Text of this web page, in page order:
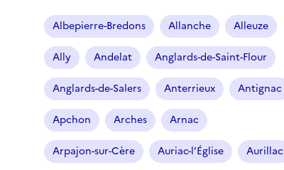
Albepierre-Bredons Allanche Alleuze
Ally Andelat Anglards-de-Saint-Flour
Anglards-de-Salers Anterrieux Antignac
Apchon Arches Arnac
Arpajon-sur-Cère Auriac-l’Église Aurillac